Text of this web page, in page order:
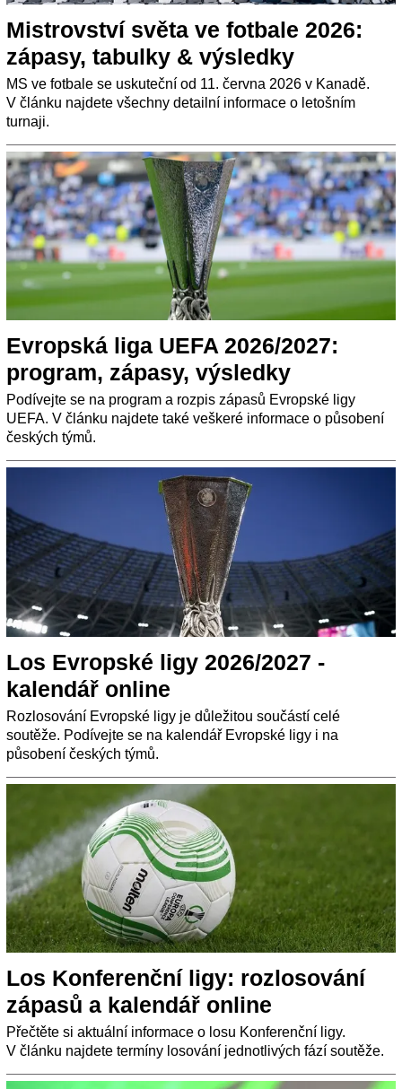
Mistrovství světa ve fotbale 2026:
zápasy, tabulky & výsledky
MS ve fotbale se uskuteční od 11. června 2026 v Kanadě.
V článku najdete všechny detailní informace o letošním
turnaji.
Evropská liga UEFA 2026/2027:
program, zápasy, výsledky
Podívejte se na program a rozpis zápasů Evropské ligy
UEFA. V článku najdete také veškeré informace o působení
českých týmů.
Los Evropské ligy 2026/2027 -
kalendář online
Rozlosování Evropské ligy je důležitou součástí celé
soutěže. Podívejte se na kalendář Evropské ligy i na
působení českých týmů.
Los Konferenční ligy: rozlosování
zápasů a kalendář online
Přečtěte si aktuální informace o losu Konferenční ligy.
V článku najdete termíny losování jednotlivých fází soutěže.